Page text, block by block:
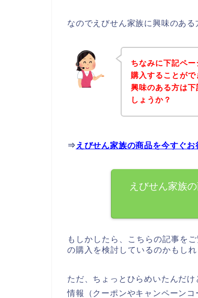
なのでえびせん家族に興味のあ
ちなみに下記ペ
購入することが
興味のある方は
しょうか？
⇒ えびせん家族の商品を今すぐ
えびせん家族
もしかしたら、こちらの記事を
の購入を検討しているのかもしれ
ただ、ちょっとひらめいたんだ
情報（クーポンやキャンペーン